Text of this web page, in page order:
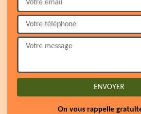
On vous rappelle